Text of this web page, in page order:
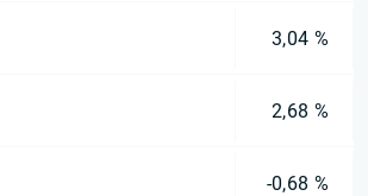
3,04 %
2,68 %
-0,68 %